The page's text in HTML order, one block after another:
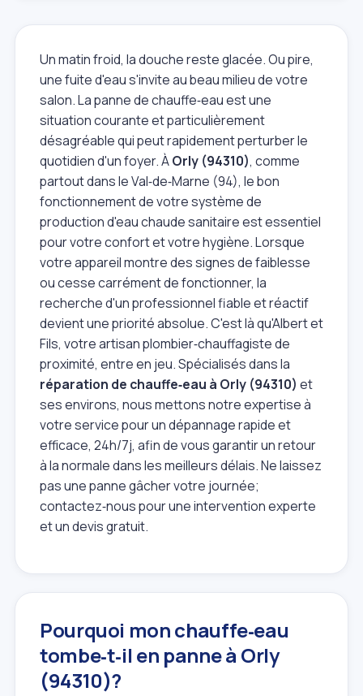
Un matin froid, la douche reste glacée. Ou pire,
une fuite d'eau s'invite au beau milieu de votre
salon. La panne de chauffe‑eau est une
situation courante et particulièrement
désagréable qui peut rapidement perturber le
quotidien d'un foyer. ÀOrly (94310), comme
partout dans le Val‑de‑Marne (94), le bon
fonctionnement de votre système de
production d'eau chaude sanitaire est essentiel
pour votre confort et votre hygiène. Lorsque
votre appareil montre des signes de faiblesse
ou cesse carrément de fonctionner, la
recherche d'un professionnel fiable et réactif
devient une priorité absolue. C'est là qu'Albert et
Fils, votre artisan plombier‑chauffagiste de
proximité, entre en jeu. Spécialisés dans la
réparation de chauffe‑eau à Orly (94310) et
ses environs, nous mettons notre expertise à
votre service pour un dépannage rapide et
efficace, 24h/7j, afin de vous garantir un retour
à la normale dans les meilleurs délais. Ne laissez
pas une panne gâcher votre journée;
contactez‑nous pour une intervention experte
et un devis gratuit.
Pourquoi mon chauffe‑eau
tombe‑t‑il en panne à Orly
(94310)?